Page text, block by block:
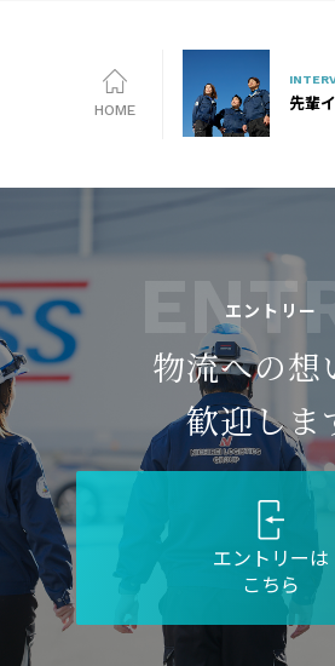
HOME 先輩
エントリー
物流への想
歓迎しま
エントリーは
こちら